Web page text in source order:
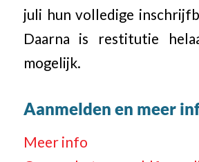
juli hun volledige
Daarna is restitutie
mogelijk.
Aanmelden en meer
Meer info